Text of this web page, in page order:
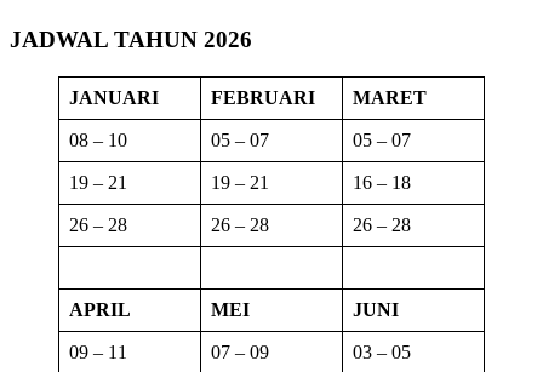
JADWAL TAHUN 2026
JANUARI FEBRUARI MARET
08 – 10 05 – 07 05 – 07
19 – 21 19 – 21 16 – 18
26 – 28 26 – 28 26 – 28
APRIL MEI JUNI
09 – 11 07 – 09 03 – 05